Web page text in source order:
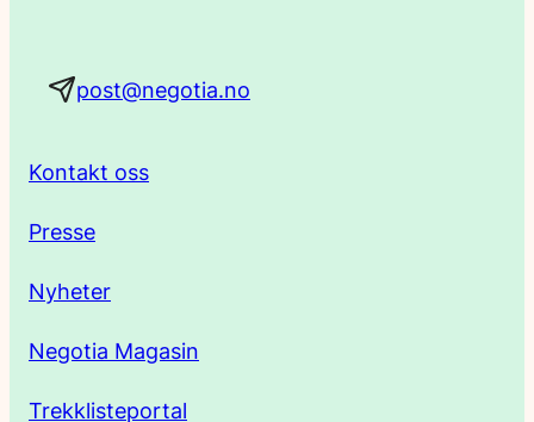
post@negotia.no
Kontakt oss
Presse
Nyheter
Negotia Magasin
Trekklisteportal